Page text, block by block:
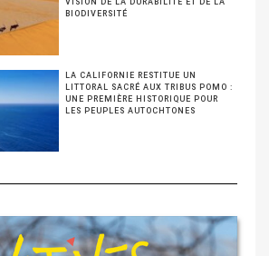
BIODIVERSITÉ
LA CALIFORNIE RESTITUE UN
LITTORAL SACRÉ AUX TRIBUS POMO :
UNE PREMIÈRE HISTORIQUE POUR
LES PEUPLES AUTOCHTONES